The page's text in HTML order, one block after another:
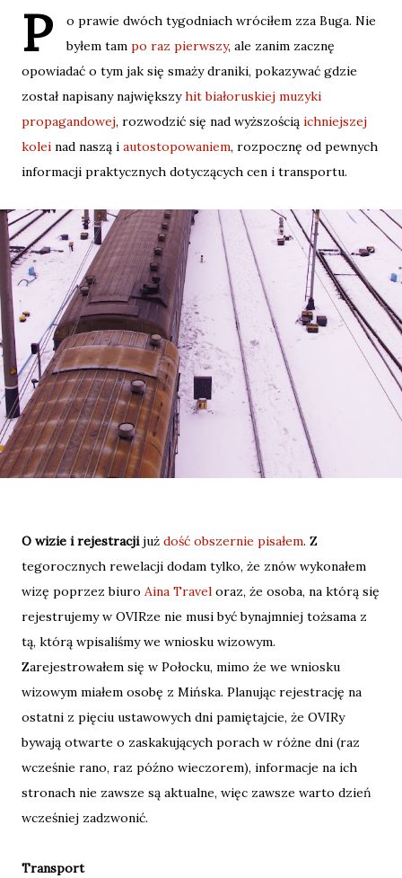
P
o prawie dwóch tygodniach wróciłem zza Buga. Nie
byłem tam po raz pierwszy, ale zanim zacznę
opowiadać o tym jak się smaży draniki, pokazywać gdzie
został napisany największyhit białoruskiej muzyki
propagandowej, rozwodzić się nad wyższością ichniejszej
kolei nad naszą i autostopowaniem, rozpocznę od pewnych
informacji praktycznych dotyczących cen i transportu.
O wizie i rejestracjijuż dość obszernie pisałem. Z
tegorocznych rewelacji dodam tylko, że znów wykonałem
wizę poprzez biuro Aina Travel oraz, że osoba, na którą się
rejestrujemy w OVIRze nie musi być bynajmniej tożsama z
tą, którą wpisaliśmy we wniosku wizowym.
Zarejestrowałem się w Połocku, mimo że we wniosku
wizowym miałem osobę z Mińska. Planując rejestrację na
ostatni z pięciu ustawowych dni pamiętajcie, że OVIRy
bywają otwarte o zaskakujących porach w różne dni (raz
wcześnie rano, raz późno wieczorem), informacje na ich
stronach nie zawsze są aktualne, więc zawsze warto dzień
wcześniej zadzwonić.
Transport